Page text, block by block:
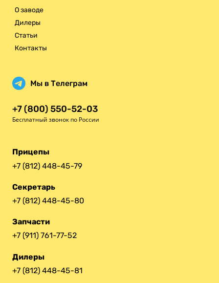
О заводе
Дилеры
Статьи
Контакты
Мы в Телеграм
+7 (800) 550-52-03
Бесплатный звонок по России
Прицепы
+7 (812) 448-45-79
Секретарь
+7 (812) 448-45-80
Запчасти
+7 (911) 761-77-52
Дилеры
+7 (812) 448-45-81